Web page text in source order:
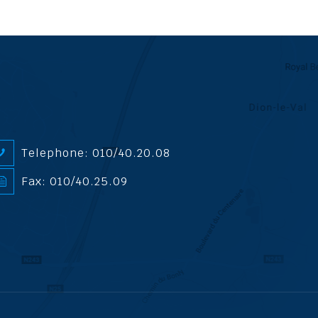
Telephone: 010/40.20.08
Fax: 010/40.25.09